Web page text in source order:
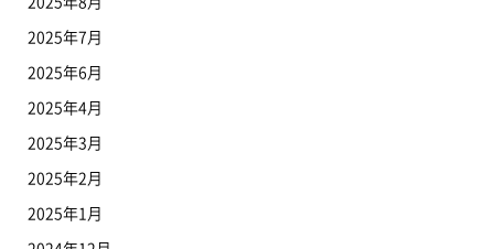
2025年7月
2025年6月
2025年4月
2025年3月
2025年2月
2025年1月